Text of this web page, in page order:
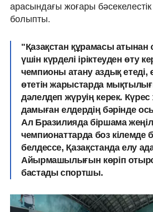
арасындағы жоғары
болыпты.
"Қазақстан құрамасы атынан
үшін күрделі іріктеуден өту
чемпионы атану аздық етеді,
өтетін жарыстарда
дәлелдеп жүруің керек.
дамыған елдердің бәрінде
Ал Бразилияда біршама
чемпионаттарда боз кілемде
белдессе, Қазақстанда елу
Айырмашылығын көріп
бастады спортшы.